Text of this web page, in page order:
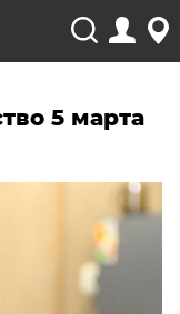
5 марта